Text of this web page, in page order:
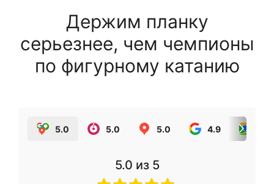
Держим планку
серьезнее, чем чемпионы
по фигурному катанию
5.0 5.0 5.0 4.9
5.0 из 5